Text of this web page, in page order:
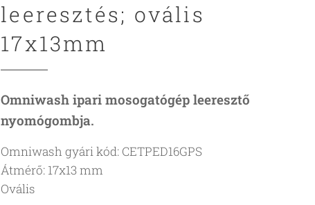
leeresztés; ovális
17x13mm
Omniwash ipari mosogatógép leeresztő
nyomógombja.
Omniwash gyári kód: CETPED16GPS
Átmérő: 17x13 mm
Ovális